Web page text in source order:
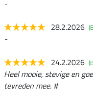
-
28.2.2026
-
24.2.2026
Heel mooie, stevige en
tevreden mee. #